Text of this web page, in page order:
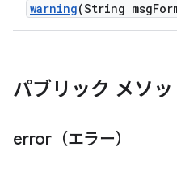
warning(String msg
パブリック メソッ
error（エラー）